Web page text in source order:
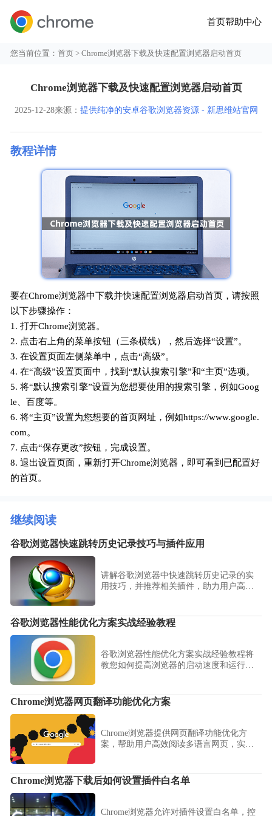
首页帮助中心
您当前位置：首页 > Chrome浏览器下载及快速配置浏览器启动首页
Chrome浏览器下载及快速配置浏览器启动首页
2025-12-28来源： 提供纯净的安卓谷歌浏览器资源 - 新思维站官网
教程详情
要在Chrome浏览器中下载并快速配置浏览器启动首页，请按照
以下步骤操作：
1. 打开Chrome浏览器。
2. 点击右上角的菜单按钮（三条横线），然后选择“设置”。
3. 在设置页面左侧菜单中，点击“高级”。
4. 在“高级”设置页面中，找到“默认搜索引擎”和“主页”选项。
5. 将“默认搜索引擎”设置为您想要使用的搜索引擎，例如Goog
le、百度等。
6. 将“主页”设置为您想要的首页网址，例如https://www.google.
com。
7. 点击“保存更改”按钮，完成设置。
8. 退出设置页面，重新打开Chrome浏览器，即可看到已配置好
的首页。
继续阅读
谷歌浏览器快速跳转历史记录技巧与插件应用
讲解谷歌浏览器中快速跳转历史记录的实
用技巧，并推荐相关插件，助力用户高效
谷歌浏览器性能优化方案实战经验教程
谷歌浏览器性能优化方案实战经验教程将
教您如何提高浏览器的启动速度和运行效
颈，实现流畅浏览体验。
Chrome浏览器网页翻译功能优化方案
Chrome浏览器提供网页翻译功能优化方
案，帮助用户高效阅读多语言网页，实现
Chrome浏览器下载后如何设置插件白名单
Chrome浏览器允许对插件设置白名单，控